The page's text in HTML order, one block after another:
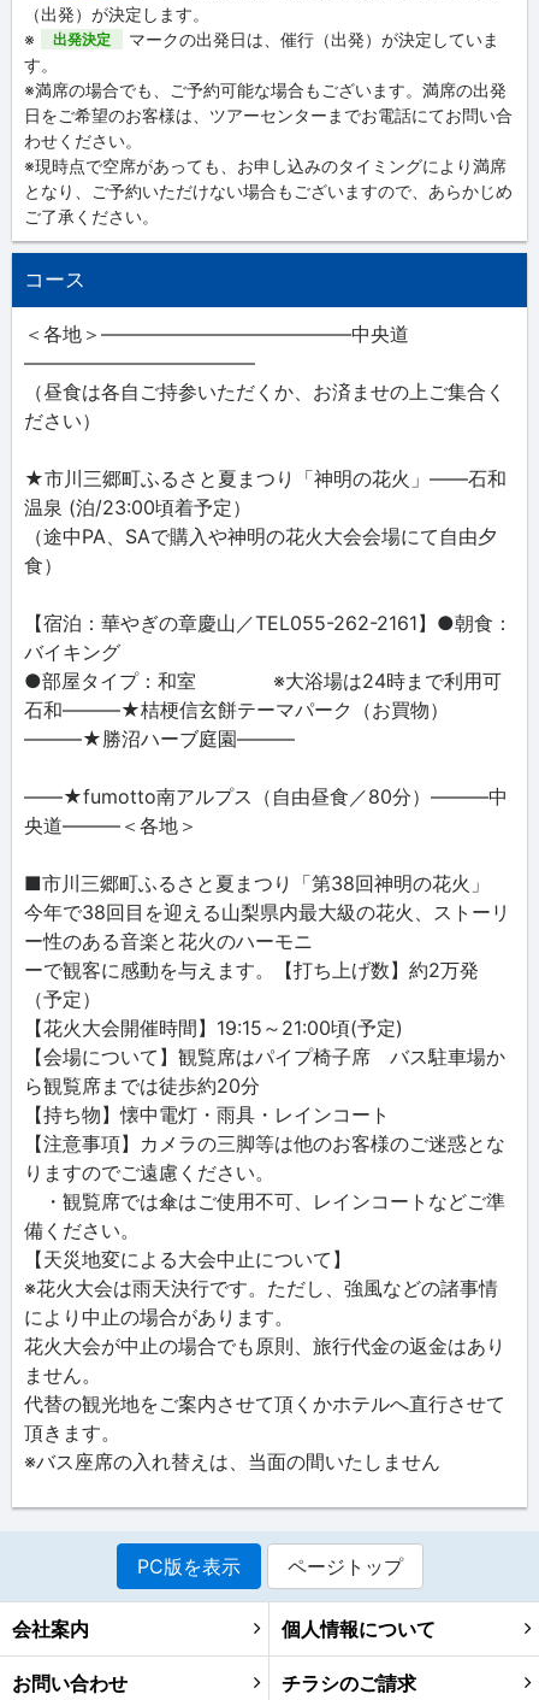
（出発）が決定します。
※
出発決定
マークの出発日は、催行（出発）が決定していま
す。
※満席の場合でも、ご予約可能な場合もございます。満席の出発
日をご希望のお客様は、ツアーセンターまでお電話にてお問い合
わせください。
※現時点で空席があっても、お申し込みのタイミングにより満席
となり、ご予約いただけない場合もございますので、あらかじめ
ご了承ください。
コース
＜各地＞―――――――――――――中央道
――――――――――――
（昼食は各自ご持参いただくか、お済ませの上ご集合く
ださい）
★市川三郷町ふるさと夏まつり「神明の花火」――石和
温泉 (泊/23:00頃着予定）
（途中PA、SAで購入や神明の花火大会会場にて自由夕
食）
【宿泊：華やぎの章慶山／TEL055-262-2161】●朝食：
バイキング
●部屋タイプ：和室 ※大浴場は24時まで利用可
石和―――★桔梗信玄餅テーマパーク（お買物）
―――★勝沼ハーブ庭園―――
――★fumotto南アルプス（自由昼食／80分）―――中
央道―――＜各地＞
■市川三郷町ふるさと夏まつり「第38回神明の花火」
今年で38回目を迎える山梨県内最大級の花火、ストーリ
ー性のある音楽と花火のハーモニ
ーで観客に感動を与えます。【打ち上げ数】約2万発
（予定）
【花火大会開催時間】19:15～21:00頃(予定)
【会場について】観覧席はパイプ椅子席 バス駐車場か
ら観覧席までは徒歩約20分
【持ち物】懐中電灯・雨具・レインコート
【注意事項】カメラの三脚等は他のお客様のご迷惑とな
りますのでご遠慮ください。
・観覧席では傘はご使用不可、レインコートなどご準
備ください。
【天災地変による大会中止について】
※花火大会は雨天決行です。ただし、強風などの諸事情
により中止の場合があります。
花火大会が中止の場合でも原則、旅行代金の返金はあり
ません。
代替の観光地をご案内させて頂くかホテルへ直行させて
頂きます。
※バス座席の入れ替えは、当面の間いたしません
PC版を表示 ページトップ
会社案内 個人情報について
お問い合わせ チラシのご請求